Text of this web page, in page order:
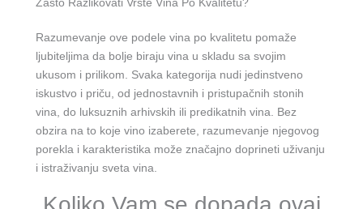
Razumevanje ove podele vina po kvalitetu pomaže
ljubiteljima da bolje biraju vina u skladu sa svojim
ukusom i prilikom. Svaka kategorija nudi jedinstveno
iskustvo i priču, od jednostavnih i pristupačnih stonih
vina, do luksuznih arhivskih ili predikatnih vina. Bez
obzira na to koje vino izaberete, razumevanje njegovog
porekla i karakteristika može značajno doprineti uživanju
i istraživanju sveta vina.